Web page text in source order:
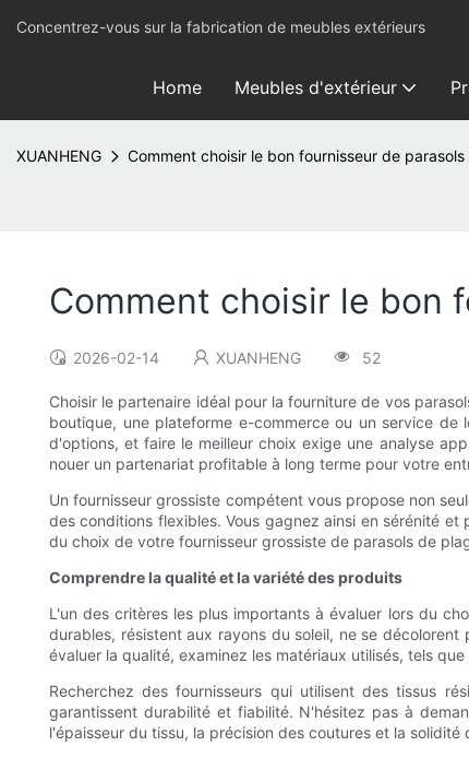
Concentrez-vous sur la fabrication de meubles extérieurs
Home Meubles d'extérieur
XUANHENG Comment choisir le bon fournisseur de
Comment choisir le bon
2026-02-14 XUANHENG 52
Choisir le partenaire idéal pour la fourniture de vos
boutique, une plateforme e-commerce ou un service
d'options, et faire le meilleur choix exige une analyse
nouer un partenariat profitable à long terme pour votre
Un fournisseur grossiste compétent vous propose non
des conditions flexibles. Vous gagnez ainsi en sérénité
du choix de votre fournisseur grossiste de parasols de
Comprendre la qualité et la variété des produits
L'un des critères les plus importants à évaluer lors du
durables, résistent aux rayons du soleil, ne se
évaluer la qualité, examinez les matériaux utilisés, tels
Recherchez des fournisseurs qui utilisent des tissus
garantissent durabilité et fiabilité. N'hésitez pas à
l'épaisseur du tissu, la précision des coutures et la solidité